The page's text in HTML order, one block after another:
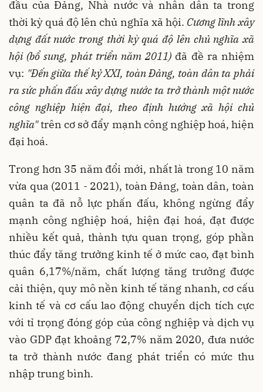
đầu của Đảng, Nhà nước và nhân dân ta trong
thời kỳ quá độ lên chủ nghĩa xã hội. Cương lĩnh xây
dựng đất nước trong thời kỳ quá độ lên chủ nghĩa xã
hội (bổ sung, phát triển năm 2011) đã đề ra nhiệm
vụ: "Đến giữa thế kỷ XXI, toàn Đảng, toàn dân ta phải
ra sức phấn đấu xây dựng nước ta trở thành một nước
công nghiệp hiện đại, theo định hướng xã hộichủ
nghĩa"trên cơ sở đẩy mạnh công nghiệp hoá, hiện
đại hoá.
Trong hơn 35 năm đổi mới, nhất là trong 10 năm
vừa qua (2011 - 2021), toàn Đảng, toàn dân, toàn
quân ta đã nỗ lực phấn đấu, không ngừng đẩy
mạnh công nghiệp hoá, hiện đại hoá, đạt được
nhiều kết quả, thành tựu quan trọng, góp phần
thúc đẩy tăng trưởng kinh tế ở mức cao, đạt bình
quân 6,17%/năm, chất lượng tăng trưởng được
cải thiện, quy mô nền kinh tế tăng nhanh, cơ cấu
kinh tế và cơ cấu lao động chuyển dịch tích cực
với tỉ trọng đóng góp của công nghiệp và dịch vụ
vào GDP đạt khoảng 72,7% năm 2020, đưa nước
ta trở thành nước đang phát triển có mức thu
nhập trung bình.